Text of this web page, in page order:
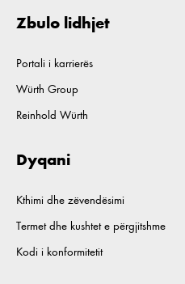
Zbulo lidhjet
Portali i karrierës
Würth Group
Reinhold Würth
Dyqani
Kthimi dhe zëvendësimi
Termet dhe kushtet e përgjitshme
Kodi i konformitetit